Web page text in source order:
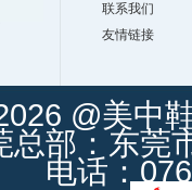
联系我们
友情链接
@美中
总部：东莞
电话：